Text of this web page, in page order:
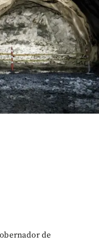
de